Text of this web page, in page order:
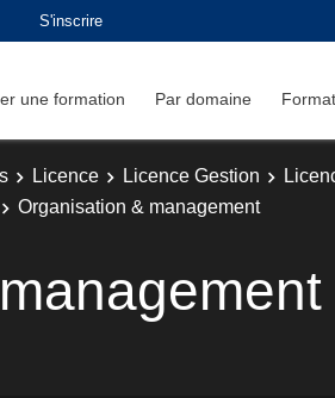
S'inscrire
une formation Par domaine
Licence Licence Gestion
Organisation & management